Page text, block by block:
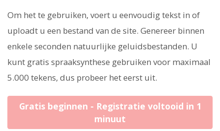
Om het te gebruiken, voert u eenvoudig tekst in of
uploadt u een bestand van de site. Genereer binnen
enkele seconden natuurlijke geluidsbestanden. U
kunt gratis spraaksynthese gebruiken voor maximaal
5.000 tekens, dus probeer het eerst uit.
Gratis beginnen - Registratie voltooid in 1
minuut